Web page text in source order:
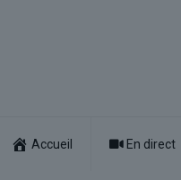
Accueil En direct